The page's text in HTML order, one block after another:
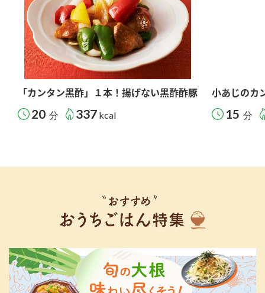
「カンタン黒酢」１本！揚げない黒酢酢豚
20 分 337 kcal
小あじのカ
15 分